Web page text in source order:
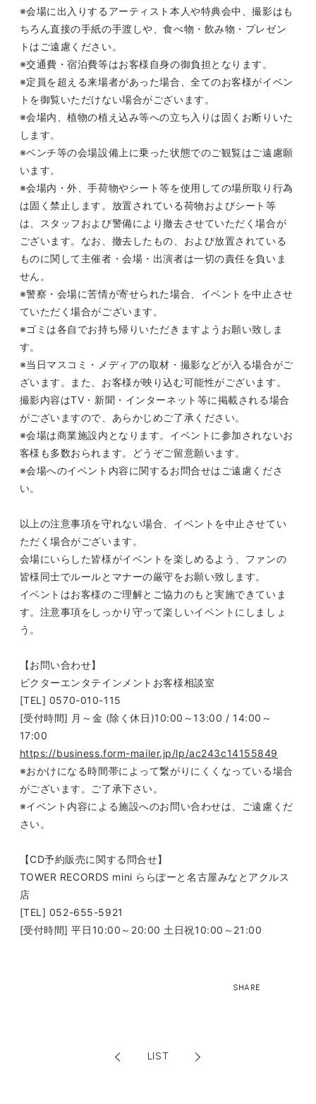
※会場に出入りするアーティスト本人や特典会中、撮影はも
ちろん直接の手紙の手渡しや、食べ物・飲み物・プレゼン
トはご遠慮ください。
※交通費・宿泊費等はお客様自身の御負担となります。
※定員を超える来場者があった場合、全てのお客様がイベン
トを御覧いただけない場合がございます。
※会場内、植物の植え込み等への立ち入りは固くお断りいた
します。
※ベンチ等の会場設備上に乗った状態でのご観覧はご遠慮願
います。
※会場内・外、手荷物やシート等を使用しての場所取り行為
は固く禁止します。放置されている荷物およびシート等
は、スタッフおよび警備により撤去させていただく場合が
ございます。なお、撤去したもの、および放置されている
ものに関して主催者・会場・出演者は一切の責任を負いま
せん。
※警察・会場に苦情が寄せられた場合、イベントを中止させ
ていただく場合がございます。
※ゴミは各自でお持ち帰りいただきますようお願い致しま
す。
※当日マスコミ・メディアの取材・撮影などが入る場合がご
ざいます。また、お客様が映り込む可能性がございます。
撮影内容はTV ・新聞・インターネット等に掲載される場合
がございますので、あらかじめご了承ください。
※会場は商業施設内となります。イベントに参加されないお
客様も多数おられます。どうぞご留意願います。
※会場へのイベント内容に関するお問合せはご遠慮くださ
い。
以上の注意事項を守れない場合、イベントを中止させてい
ただく場合がございます。
会場にいらした皆様がイベントを楽しめるよう、ファンの
皆様同士でルールとマナーの厳守をお願い致します。
イベントはお客様のご理解とご協力のもと実施できていま
す。注意事項をしっかり守って楽しいイベントにしましょ
う。
【お問い合わせ】
ビクターエンタテインメントお客様相談室
[TEL] 0570-010-115
[受付時間] 月～金 (除く休日 )10:00 ～13:00 / 14:00 ～
17:00
https://business.form-mailer.jp/lp/ac243c14155849
※おかけになる時間帯によって繋がりにくくなっている場合
がございます。ご了承下さい。
※イベント内容による施設へのお問い合わせは、ご遠慮くだ
さい。
【CD予約販売に関する問合せ】
TOWER RECORDS mini ららぽーと名古屋みなとアクルス
店
[TEL] 052-655-5921
[受付時間]平日10:00 ～ 20:00 土日祝10:00 ～ 21:00
SHARE
LIST